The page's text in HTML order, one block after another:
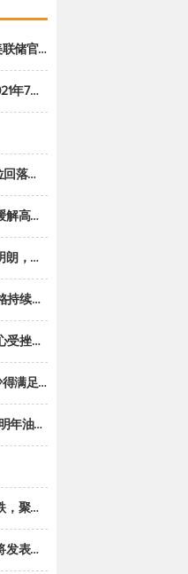
讲话支撑
头寸减少
美元回升
须治本
收评)
产能政策
线回调
件之一
确定性
慎回调
讲话